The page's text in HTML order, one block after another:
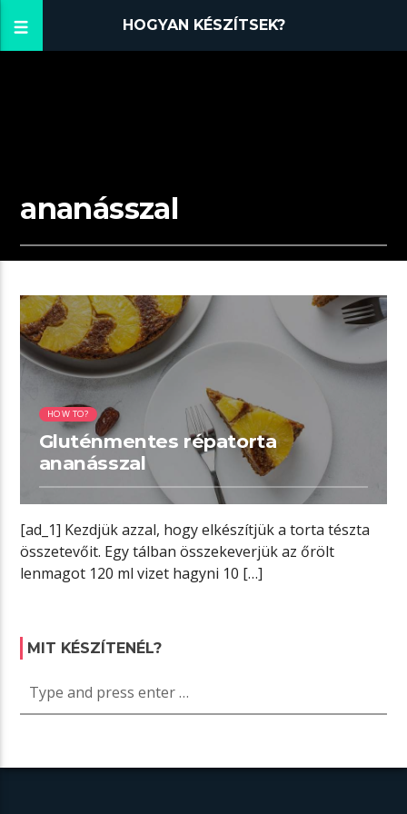
HOGYAN KÉSZÍTSEK?
ananásszal
00:41 READ TIME
HOW TO?
Gluténmentes répatorta
ananásszal
[ad_1] Kezdjük azzal, hogy elkészítjük a torta tészta
összetevőit. Egy tálban összekeverjük az őrölt
lenmagot 120 ml vizet hagyni 10 […]
MIT KÉSZÍTENÉL?